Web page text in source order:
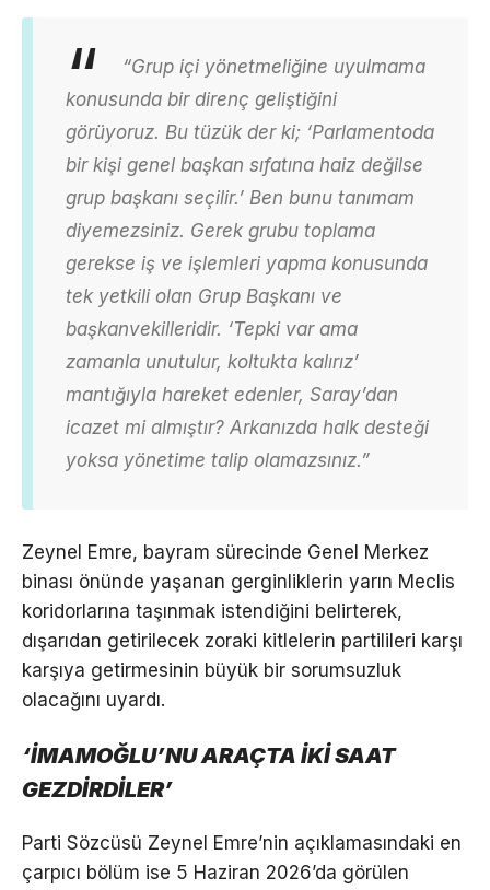
“Grup içi yönetmeliğine uyulmama
konusunda bir direnç geliştiğini
görüyoruz. Bu tüzük der ki; ‘Parlamentoda
bir kişi genel başkan sıfatına haiz değilse
grup başkanı seçilir.’ Ben bunu tanımam
diyemezsiniz. Gerek grubu toplama
gerekse iş ve işlemleri yapma konusunda
tek yetkili olan Grup Başkanı ve
başkanvekilleridir. ‘Tepki var ama
zamanla unutulur, koltukta kalırız’
mantığıyla hareket edenler, Saray’dan
icazet mi almıştır? Arkanızda halk desteği
yoksa yönetime talip olamazsınız.”
Zeynel Emre, bayram sürecinde Genel Merkez
binası önünde yaşanan gerginliklerin yarın Meclis
koridorlarına taşınmak istendiğini belirterek,
dışarıdan getirilecek zoraki kitlelerin partilileri karşı
karşıya getirmesinin büyük bir sorumsuzluk
olacağını uyardı.
‘İMAMOĞLU’NU ARAÇTA İKİ SAAT
GEZDİRDİLER’
Parti Sözcüsü Zeynel Emre’nin açıklamasındaki en
çarpıcı bölüm ise 5 Haziran 2026’da görülen